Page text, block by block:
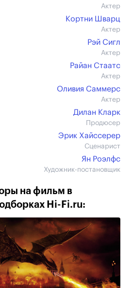
Актер
Кортни Шварц
Актер
Рэй Сигл
Актер
Райан Стаатс
Актер
Оливия Саммерс
Актер
Дилан Кларк
Продюсер
Эрик Хайссерер
Сценарист
Ян Роэлфс
Художник-постановщик
на фильм в
Hi-Fi.ru: